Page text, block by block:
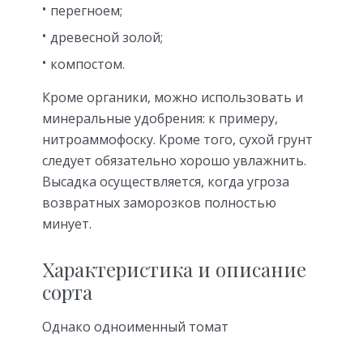
перегноем;
древесной золой;
компостом.
Кроме органики, можно использовать и
минеральные удобрения: к примеру,
нитроаммофоску. Кроме того, сухой грунт
следует обязательно хорошо увлажнить.
Высадка осуществляется, когда угроза
возвратных заморозков полностью
минует.
Характеристика и описание
сорта
Однако одноименный томат